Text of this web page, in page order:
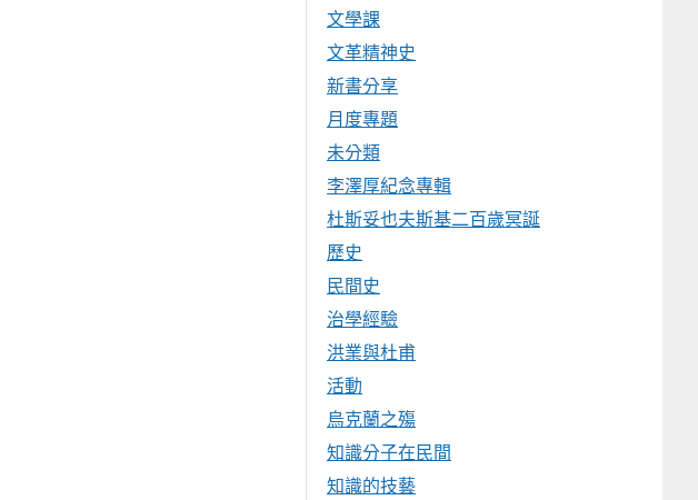
文學課
文革精神史
新書分享
月度專題
未分類
李澤厚紀念專輯
杜斯妥也夫斯基二百歲冥誕
歷史
民間史
治學經驗
洪業與杜甫
活動
烏克蘭之殤
知識分子在民間
知識的技藝